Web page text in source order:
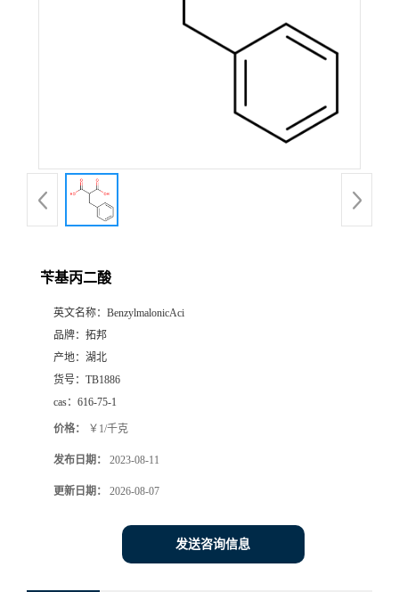
苄基丙二酸
英文名称： BenzylmalonicAci
品牌： 拓邦
产地： 湖北
货号： TB1886
cas： 616-75-1
价格： ￥1/千克
发布日期： 2023-08-11
更新日期： 2026-08-07
发送咨询信息